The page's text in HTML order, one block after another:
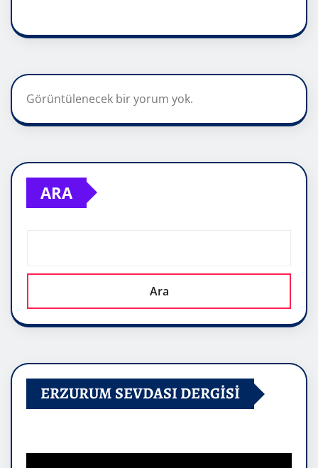
Görüntülenecek bir yorum yok.
ARA
Ara
ERZURUM SEVDASI DERGİSİ